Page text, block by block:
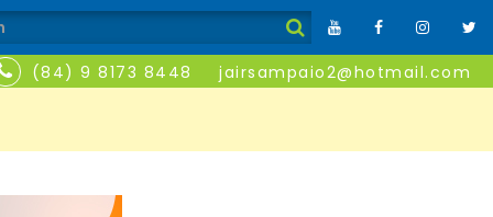
(84) 9 8173 8448 jairsampaio2@hotmail.com